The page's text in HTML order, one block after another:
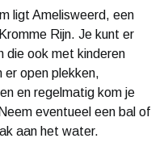
ligt Amelisweerd, een
Rijn. Je kunt er
die ook met kinderen
er open plekken,
en regelmatig kom je
eventueel een bal of
aan het water.